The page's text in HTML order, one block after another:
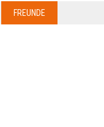
FREUNDE